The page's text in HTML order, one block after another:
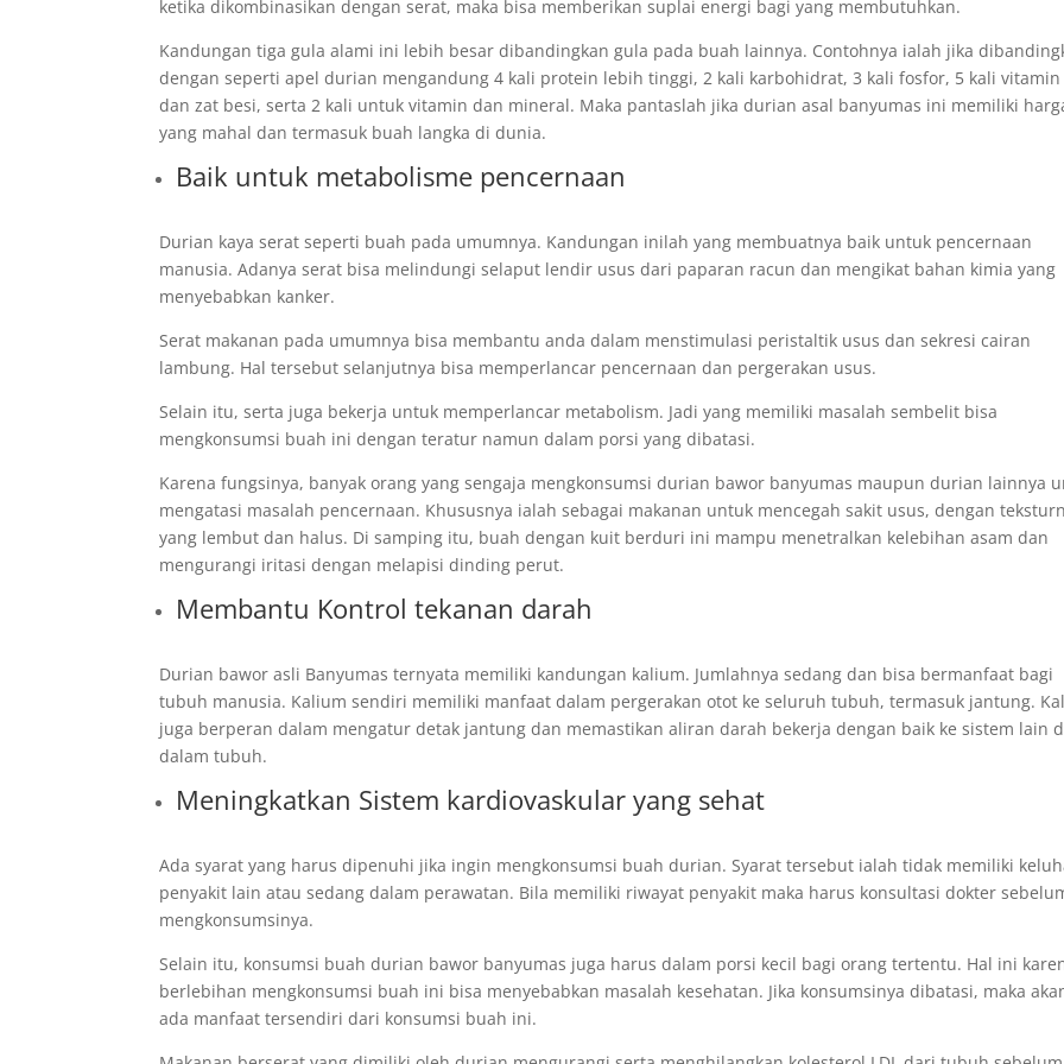
ketika dikombinasikan dengan serat, maka bisa memberikan suplai energi bagi yang membutuhkan.
Kandungan tiga gula alami ini lebih besar dibandingkan gula pada buah lainnya. Contohnya ialah jika
dengan seperti apel durian mengandung 4 kali protein lebih tinggi, 2 kali karbohidrat, 3 kali fosfor, 5 kali vitamin
dan zat besi, serta 2 kali untuk vitamin dan mineral. Maka pantaslah jika durian asal banyumas ini memiliki
yang mahal dan termasuk buah langka di dunia.
Baik untuk metabolisme pencernaan
Durian kaya serat seperti buah pada umumnya. Kandungan inilah yang membuatnya baik untuk pencernaan
manusia. Adanya serat bisa melindungi selaput lendir usus dari paparan racun dan mengikat bahan kimia yang
menyebabkan kanker.
Serat makanan pada umumnya bisa membantu anda dalam menstimulasi peristaltik usus dan sekresi cairan
lambung. Hal tersebut selanjutnya bisa memperlancar pencernaan dan pergerakan usus.
Selain itu, serta juga bekerja untuk memperlancar metabolism. Jadi yang memiliki masalah sembelit bisa
mengkonsumsi buah ini dengan teratur namun dalam porsi yang dibatasi.
Karena fungsinya, banyak orang yang sengaja mengkonsumsi durian bawor banyumas maupun durian lainnya
mengatasi masalah pencernaan. Khususnya ialah sebagai makanan untuk mencegah sakit usus, dengan
yang lembut dan halus. Di samping itu, buah dengan kuit berduri ini mampu menetralkan kelebihan asam dan
mengurangi iritasi dengan melapisi dinding perut.
Membantu Kontrol tekanan darah
Durian bawor asli Banyumas ternyata memiliki kandungan kalium. Jumlahnya sedang dan bisa bermanfaat bagi
tubuh manusia. Kalium sendiri memiliki manfaat dalam pergerakan otot ke seluruh tubuh, termasuk jantung.
juga berperan dalam mengatur detak jantung dan memastikan aliran darah bekerja dengan baik ke sistem lain
dalam tubuh.
Meningkatkan Sistem kardiovaskular yang sehat
Ada syarat yang harus dipenuhi jika ingin mengkonsumsi buah durian. Syarat tersebut ialah tidak memiliki
penyakit lain atau sedang dalam perawatan. Bila memiliki riwayat penyakit maka harus konsultasi dokter
mengkonsumsinya.
Selain itu, konsumsi buah durian bawor banyumas juga harus dalam porsi kecil bagi orang tertentu. Hal ini
berlebihan mengkonsumsi buah ini bisa menyebabkan masalah kesehatan. Jika konsumsinya dibatasi, maka
ada manfaat tersendiri dari konsumsi buah ini.